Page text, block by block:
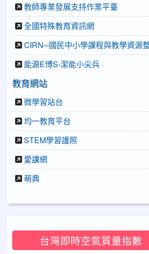
教師專業發展支持作業平臺
全國特殊教育資訊網
CIRN─國民中小學課程與教學資源
能源E博S-潔能小尖兵
教育網站
微學習站台
均一教育平台
STEM學習護照
愛課網
萌典
台灣即時空氣質量指數